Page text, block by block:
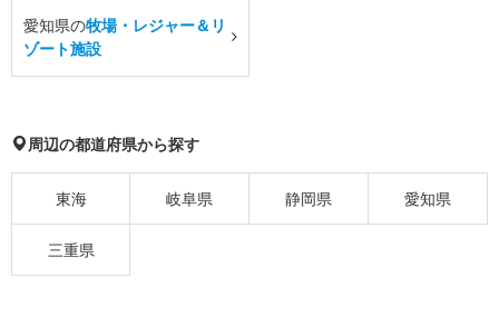
愛知県の牧場・レジャー＆リ
ゾート施設
周辺の都道府県から探す
東海 岐阜県 静岡県 愛知県
三重県